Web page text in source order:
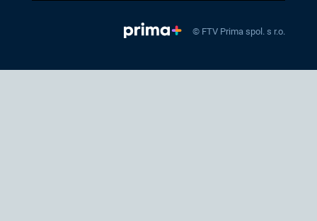
© FTV Prima spol. s r.o.